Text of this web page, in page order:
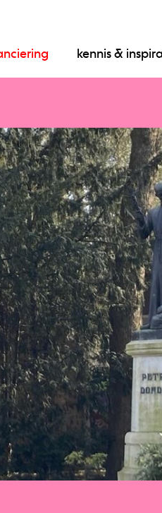
kennis &